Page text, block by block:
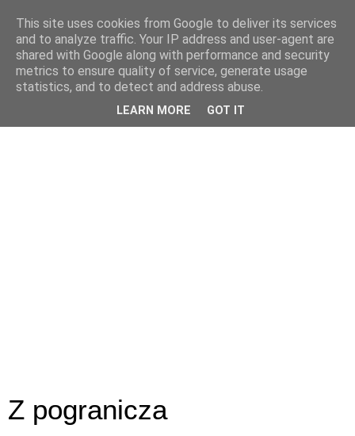
Z pogranicza
This site uses cookies from Google to deliver its services
and to analyze traffic. Your IP address and user-agent are
shared with Google along with performance and security
metrics to ensure quality of service, generate usage
statistics, and to detect and address abuse.
LEARN MORE GOT IT